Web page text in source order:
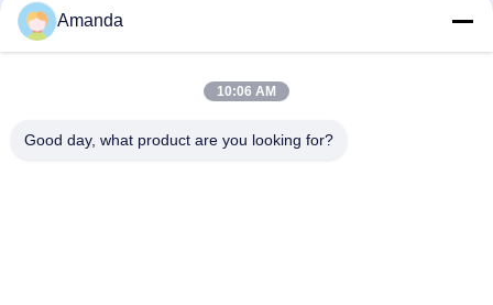
popularne kategorie
Metalowe opakowanie
Amanda
10:06 AM
Good day, what product are you looking for?